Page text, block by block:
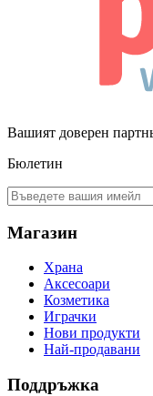
Вашият доверен
Бюлетин
Магазин
Храна
Аксесоари
Козметика
Играчки
Нови продукти
Най-продавани
Поддръжка